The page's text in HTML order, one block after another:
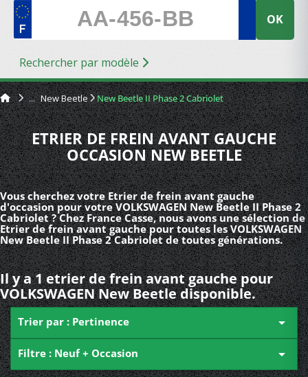
OK
Rechercher par modèle
New Beetle New Beetle II Phase 2 Cabriolet
ETRIER DE FREIN AVANT GAUCHE
OCCASION NEW BEETLE
Vous cherchez votre Etrier de frein avant gauche
d'occasion pour votre VOLKSWAGEN New Beetle II Phase 2
Cabriolet ? Chez France Casse, nous avons une sélection de
Etrier de frein avant gauche pour toutes les VOLKSWAGEN
New Beetle II Phase 2 Cabriolet de toutes générations.
Il y a 1 etrier de frein avant gauche pour
VOLKSWAGEN New Beetle disponible.
Trier par : Pertinence 
Filtre : Neuf + Occasion 